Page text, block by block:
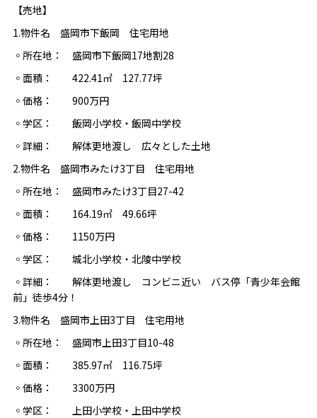
【売地】
1.物件名 盛岡市下飯岡 住宅用地
◦所在地： 盛岡市下飯岡17地割28
◦面積： 422.41㎡ 127.77坪
◦価格： 900万円
◦学区： 飯岡小学校・飯岡中学校
◦詳細： 解体更地渡し 広々とした土地
2.物件名 盛岡市みたけ3丁目 住宅用地
◦所在地： 盛岡市みたけ3丁目27-42
◦面積： 164.19㎡ 49.66坪
◦価格： 1150万円
◦学区： 城北小学校・北陵中学校
◦詳細： 解体更地渡し コンビニ近い バス停「青少年会館
前」徒歩4分！
3.物件名 盛岡市上田3丁目 住宅用地
◦所在地： 盛岡市上田3丁目10-48
◦面積： 385.97㎡ 116.75坪
◦価格： 3300万円
◦学区： 上田小学校・上田中学校